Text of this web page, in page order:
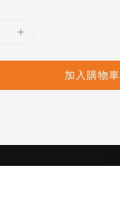
加入購物車